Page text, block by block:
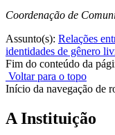
Coordenação de
Assunto(s): Relações
identidades de gênero
Fim do conteúdo da
Voltar para o topo
Início da navegação de
A Instituição